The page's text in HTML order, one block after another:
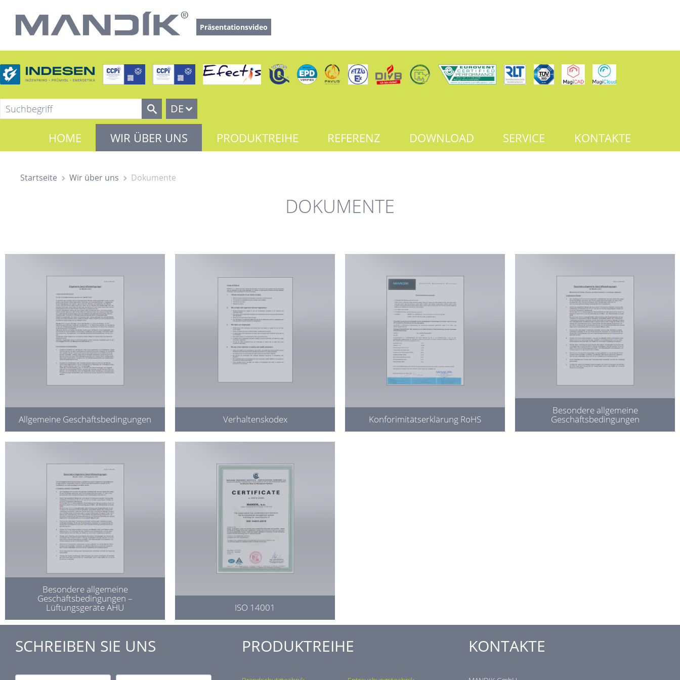
Präsentationsvideo
DE
HOME WIR ÜBER UNS PRODUKTREIHE REFERENZ DOWNLOAD SERVICE KONTAKTE
Startseite Wir über uns Dokumente
DOKUMENTE
Allgemeine Geschäftsbedingungen Verhaltenskodex Konforimitätserklärung RoHS
Besondere allgemeine
Geschäftsbedingungen
Besondere allgemeine
Geschäftsbedingungen –
Lüftungsgeräte AHU ISO 14001
SCHREIBEN SIE UNS PRODUKTREIHE KONTAKTE